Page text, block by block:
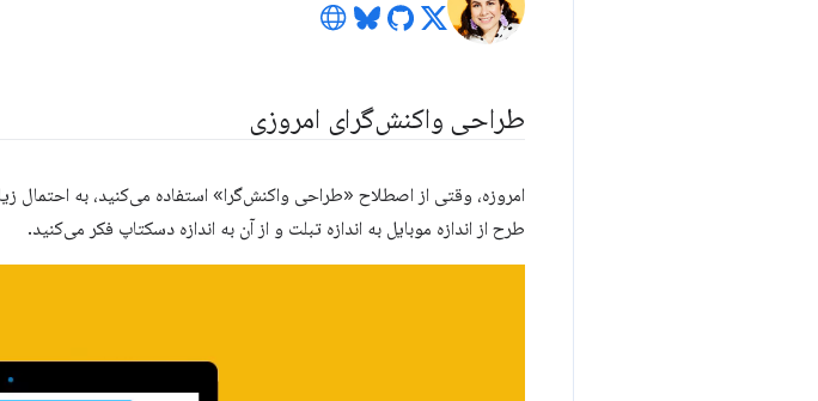
طراحی واکنش‌گرای امروزی
امروزه، وقتی از اصطلاح «طراحی واکنش‌گرا» استفاده می‌کنید، به احتمال
طرح از اندازه موبایل به اندازه تبلت و از آن به اندازه دسکتاپ فکر می‌کنید.